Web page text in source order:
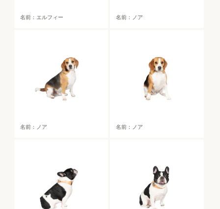
名前：エルフィー 名前：ノア
名前：ノア 名前：ノア